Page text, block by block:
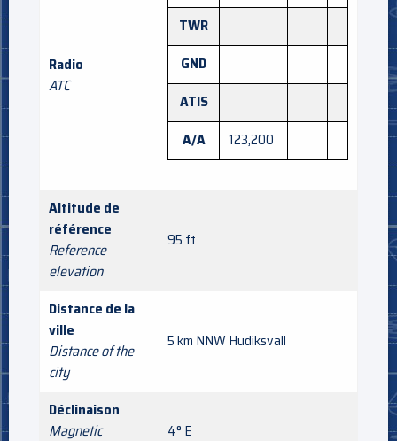
Radio
ATC
TWR
GND
ATIS
A/A
123,200
Altitude de
référence
Reference
elevation
95 ft
Distance de la
ville
Distance of the
city
5 km NNW Hudiksvall
Déclinaison
Magnetic
4° E